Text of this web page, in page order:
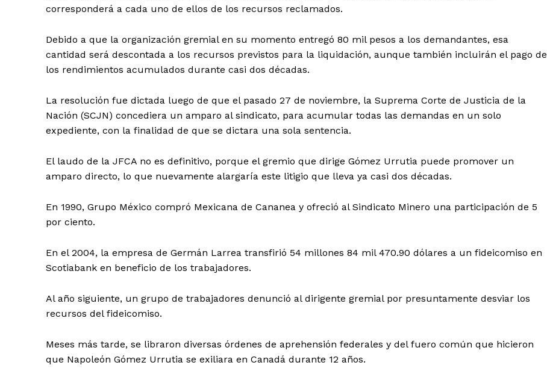
SUSCRÍBETE AHORA
corresponderá a cada uno de ellos de los recursos reclamados.
Debido a que la organización gremial en su momento entregó 80 mil pesos a los demandantes, esa
cantidad será descontada a los recursos previstos para la liquidación, aunque también incluirán el pago de
los rendimientos acumulados durante casi dos décadas.
La resolución fue dictada luego de que el pasado 27 de noviembre, la Suprema Corte de Justicia de la
Nación (SCJN) concediera un amparo al sindicato, para acumular todas las demandas en un solo
expediente, con la finalidad de que se dictara una sola sentencia.
El laudo de la JFCA no es definitivo, porque el gremio que dirige Gómez Urrutia puede promover un
amparo directo, lo que nuevamente alargaría este litigio que lleva ya casi dos décadas.
En 1990, Grupo México compró Mexicana de Cananea y ofreció al Sindicato Minero una participación de 5
por ciento.
En el 2004, la empresa de Germán Larrea transfirió 54 millones 84 mil 470.90 dólares a un fideicomiso en
Scotiabank en beneficio de los trabajadores.
Al año siguiente, un grupo de trabajadores denunció al dirigente gremial por presuntamente desviar los
recursos del fideicomiso.
Meses más tarde, se libraron diversas órdenes de aprehensión federales y del fuero común que hicieron
que Napoleón Gómez Urrutia se exiliara en Canadá durante 12 años.